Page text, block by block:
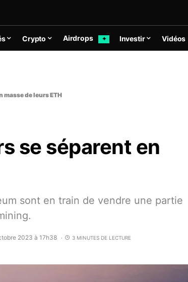
Crypto Airdrops ✦ Investir Vidéos
masse de leurs ETH
se séparent en
sont en train de vendre une partie
2023 à 17h38 3 MINUTES DE LECTURE